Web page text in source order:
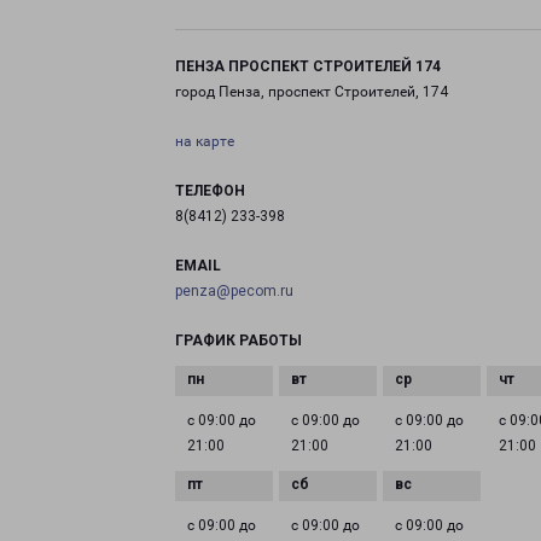
ПЕНЗА ПРОСПЕКТ СТРОИТЕЛЕЙ 174
город Пенза, проспект Строителей, 174
на карте
ТЕЛЕФОН
8(8412) 233-398
EMAIL
penza@pecom.ru
ГРАФИК РАБОТЫ
с 09:00 до
21:00
с 09:00 до
21:00
с 09:00 до
21:00
с
21:00
с 09:00 до с 09:00 до с 09:00 до